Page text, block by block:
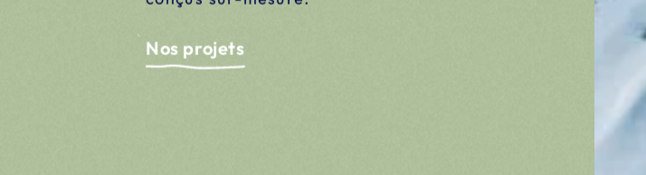
France
Par e-mail
conçus sur-mesure.
Nos projets